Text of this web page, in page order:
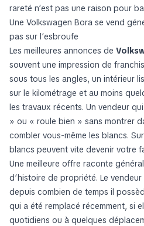
rareté n’est pas une raison pour
Une Volkswagen Bora se vend
pas sur l’esbroufe
Les meilleures annonces de
souvent une impression de
sous tous les angles, un intérieur
sur le kilométrage et au moins
les travaux récents. Un vendeur
» ou « roule bien » sans montrer
combler vous-même les blancs.
blancs peuvent vite devenir votre
Une meilleure offre raconte
d’histoire de propriété. Le
depuis combien de temps il
qui a été remplacé récemment, si
quotidiens ou à quelques